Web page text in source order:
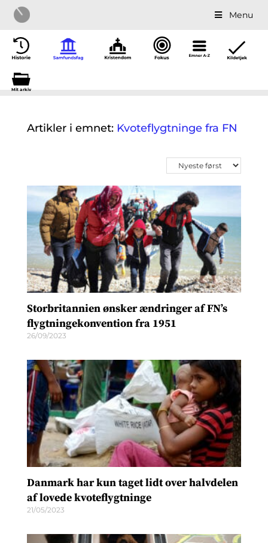
Menu
Mit arkiv
Artikler i emnet: Kvoteflygtninge fra FN
Storbritannien ønsker ændringer af FN’s
flygtningekonvention fra 1951
26/09/2023
Danmark har kun taget lidt over halvdelen
af lovede kvoteflygtninge
21/05/2023